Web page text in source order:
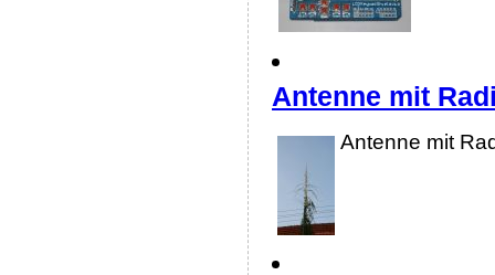
Antenne mit
Antenne mit